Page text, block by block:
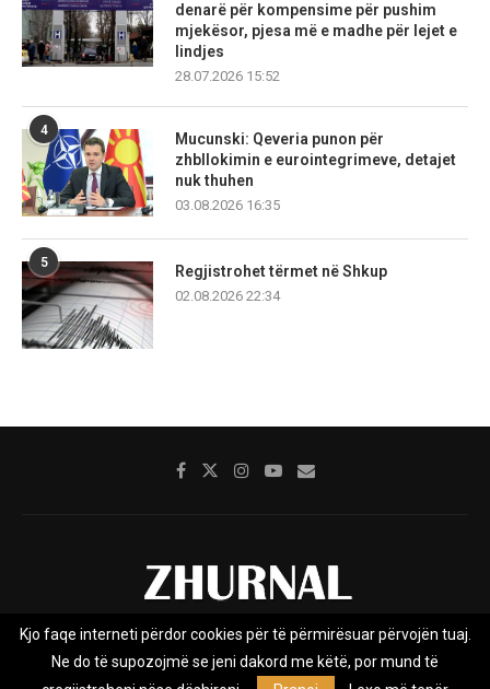
denarë për kompensime për pushim
mjekësor, pjesa më e madhe për lejet e
lindjes
28.07.2026 15:52
4
Mucunski: Qeveria punon për
zhbllokimin e eurointegrimeve, detajet
nuk thuhen
03.08.2026 16:35
5
Regjistrohet tërmet në Shkup
02.08.2026 22:34
Rreth nesh Impresumi Marketing
Privacy Policy
Kjo faqe interneti përdor cookies për të përmirësuar përvojën tuaj.
Ne do të supozojmë se jeni dakord me këtë, por mund të